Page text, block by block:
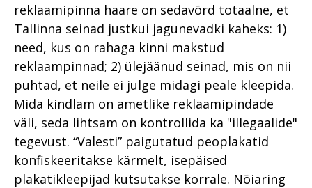
reklaamipinna haare on sedavõrd totaalne, et
Tallinna seinad justkui jagunevadki kaheks: 1)
need, kus on rahaga kinni makstud
reklaampinnad; 2) ülejäänud seinad, mis on nii
puhtad, et neile ei julge midagi peale kleepida.
Mida kindlam on ametlike reklaamipindade
väli, seda lihtsam on kontrollida ka "illegaalide"
tegevust. “Valesti” paigutatud peoplakatid
konfiskeeritakse kärmelt, isepäised
plakatikleepijad kutsutakse korrale. Nõiaring